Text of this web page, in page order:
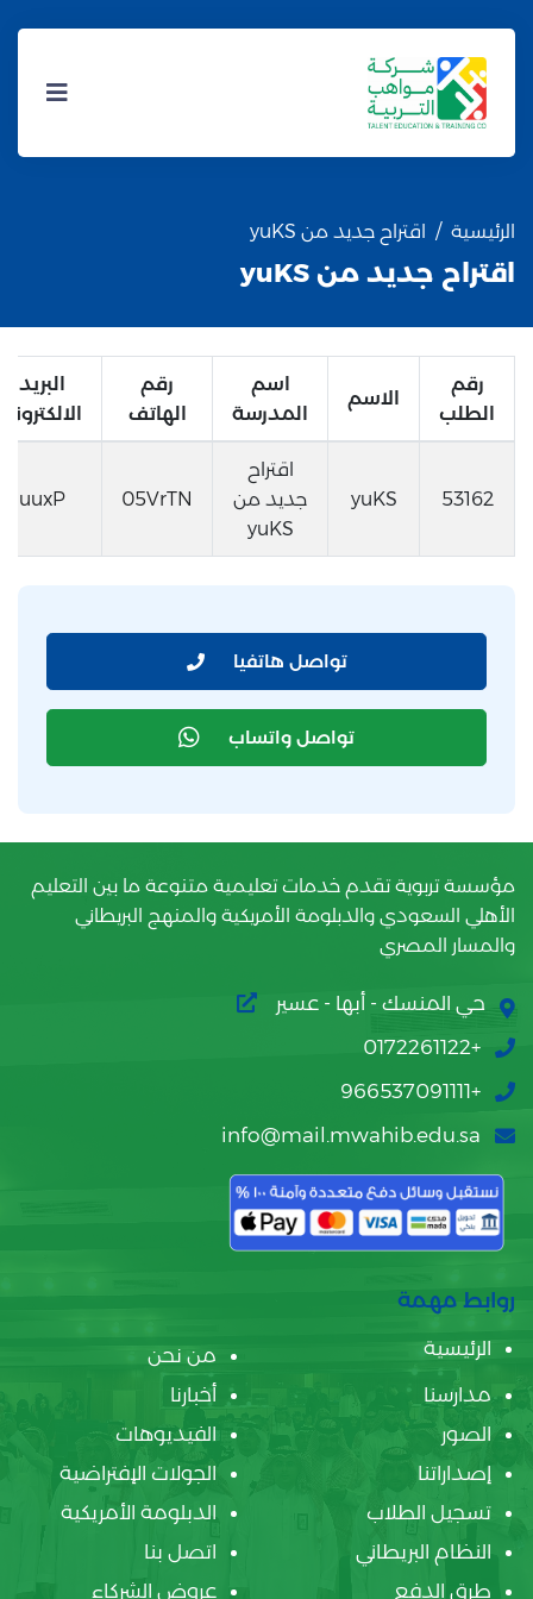
الرئيسية اقتراح جديد من yuKS
اقتراح جديد من yuKS
رقم
الطلب
الاسم
اسم
المدرسة
رقم
الهاتف
البريد
الالكتروني
53162
yuKS
اقتراح
جديد من
yuKS
05VrTN
uuxP
تواصل هاتفيا
تواصل واتساب
مؤسسة تربوية تقدم خدمات تعليمية متنوعة ما بين التعليم
الأهلي السعودي والدبلومة الأمريكية والمنهج البريطاني
والمسار المصري
حي المنسك - أبها - عسير
+0172261122
+966537091111
info@mail.mwahib.edu.sa
روابط مهمة
الرئيسية
من نحن
مدارسنا
أخبارنا
الصور
الفيديوهات
إصداراتنا
الجولات الإفتراضية
تسجيل الطلاب
الدبلومة الأمريكية
النظام البريطاني
اتصل بنا
طرق الدفع
عروض الشركاء